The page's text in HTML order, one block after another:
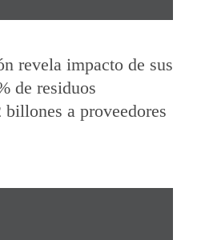
revela impacto de sus
de residuos
a proveedores